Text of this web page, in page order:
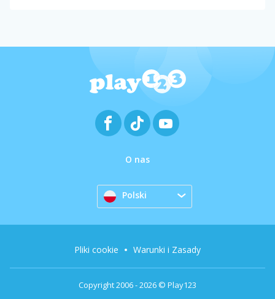
O nas
Polski
Copyright 2006 - 2026 © Play123
Pliki cookie Warunki i Zasady